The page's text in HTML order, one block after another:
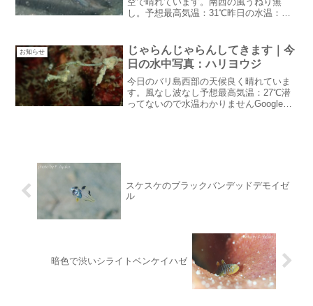
し。予想最高気温：31℃昨日の水温：
麗な青空で気持ちがいいです。ただ、
Google天気予報に...
お知らせ
じゃらんじゃらんしてきます｜今
日の水中写真：ハリヨウジ
今日のバリ島西部の天候良く晴れていま
す。風なし波なし予想最高気温：27℃潜
ってないので水温わかりませんGoogle天
スケスケのブラックバンデッドデモイゼ
ル
暗色で渋いシライトベンケイハゼ